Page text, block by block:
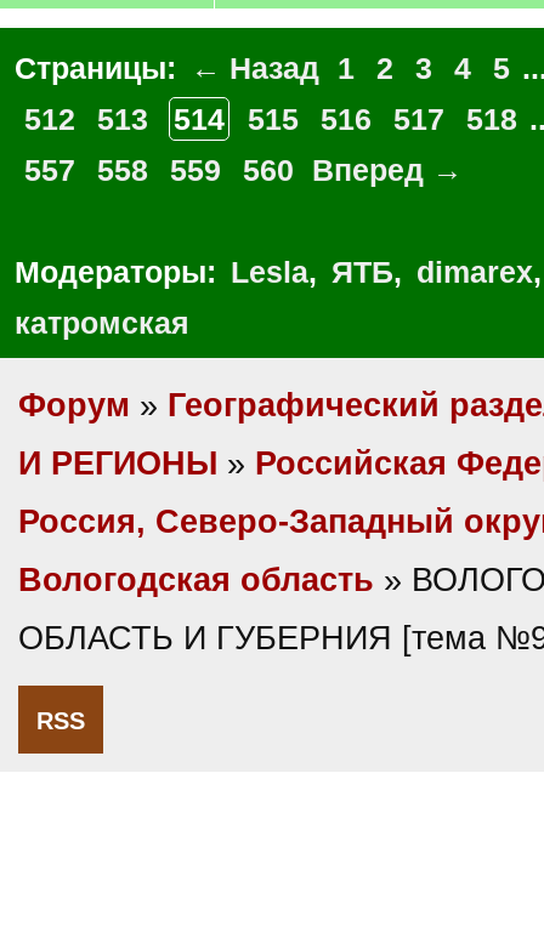
Страницы: ← Назад 1 2 3 4 5
512
513 514 515 516 517 518
557
558 559 560 Вперед →
Модераторы: Lesla, ЯТБ, dimarex
катромская
Форум » Географический
И РЕГИОНЫ » Российская
Россия, Северо-Западный
Вологодская область »
ОБЛАСТЬ И ГУБЕРНИЯ [тема
RSS